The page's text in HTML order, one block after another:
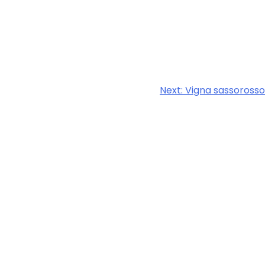
Next: Vigna sassorosso